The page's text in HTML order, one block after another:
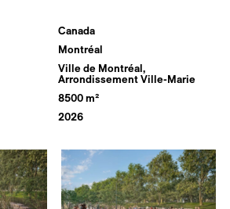
Canada
Montréal
Ville de Montréal,
Arrondissement Ville-Marie
8500 m²
2026